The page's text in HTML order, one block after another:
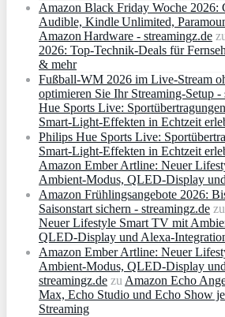
Amazon Black Friday Woche 2026:
Audible, Kindle Unlimited,
Amazon Hardware - streamingz.de
2026: Top-Technik-Deals für
& mehr
Fußball-WM 2026 im Live-Stream
optimieren Sie Ihr Streaming-Setup -
Hue Sports Live:
Smart‑Light‑Effekten in Echtzeit
Philips Hue Sports Live:
Smart‑Light‑Effekten in Echtzeit
Amazon Ember Artline: Neuer
Ambient‑Modus, QLED‑Display
Amazon Frühlingsangebote 2026:
Saisonstart sichern - streamingz.de zu
Neuer Lifestyle Smart TV mit
QLED‑Display und
Amazon Ember Artline: Neuer
Ambient‑Modus, QLED‑Display
streamingz.de zuAmazon Echo
Max, Echo Studio und Echo Show
Streaming